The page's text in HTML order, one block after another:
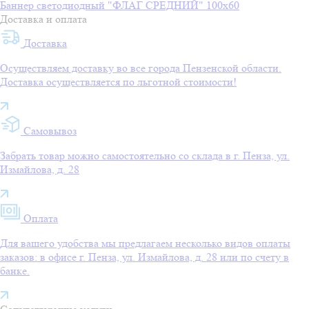
Баннер светодиодный "ФЛАГ СРЕДНИЙ" 100х60
Доставка и оплата
Доставка
Осуществляем доставку во все города Пензенской области.
Доставка осуществляется по льготной стоимости!
Самовывоз
Забрать товар можно самостоятельно со склада в г. Пенза, ул.
Измайлова, д. 28
Оплата
Для вашего удобства мы предлагаем несколько видов оплаты
заказов: в офисе г. Пенза, ул. Измайлова, д. 28 или по счету в
банке.